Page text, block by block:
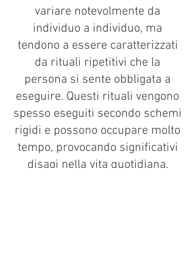
variare notevolmente da
individuo a individuo, ma
tendono a essere caratterizzati
da rituali ripetitivi che la
persona si sente obbligata a
eseguire. Questi rituali vengono
spesso eseguiti secondo schemi
rigidi e possono occupare molto
tempo, provocando significativi
disagi nella vita quotidiana.